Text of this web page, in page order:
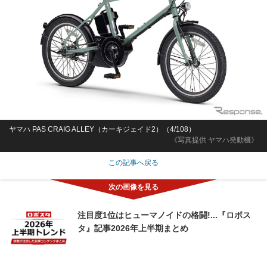
《写真提供 ヤマハ発動機》
ヤマハ PAS CRAIG ALLEY（カーキジェイド2）（4/108）
この記事へ戻る
注目度1位はヒューマノイドの格闘!...『ロボス
タ』記事2026年上半期まとめ